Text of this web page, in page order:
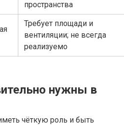
пространства
Требует площади и
вентиляции; не всегда
реализуемо
нужны в
чёткую роль и быть